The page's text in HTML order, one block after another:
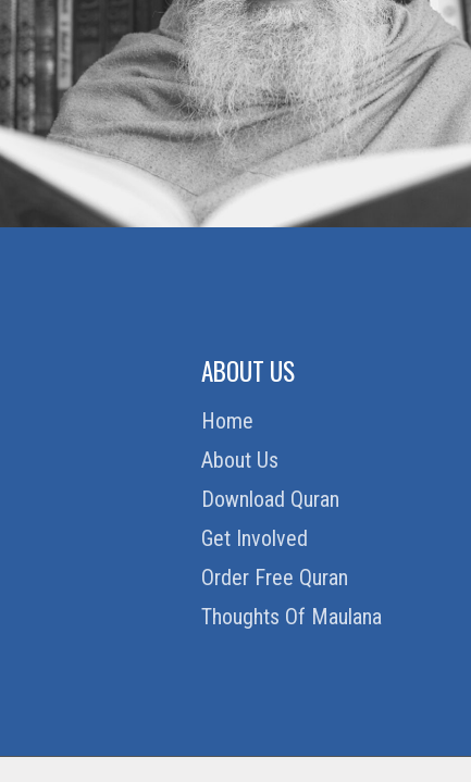
ABOUT US
Home
About Us
Download Quran
Get Involved
Order Free Quran
Thoughts Of Maulana